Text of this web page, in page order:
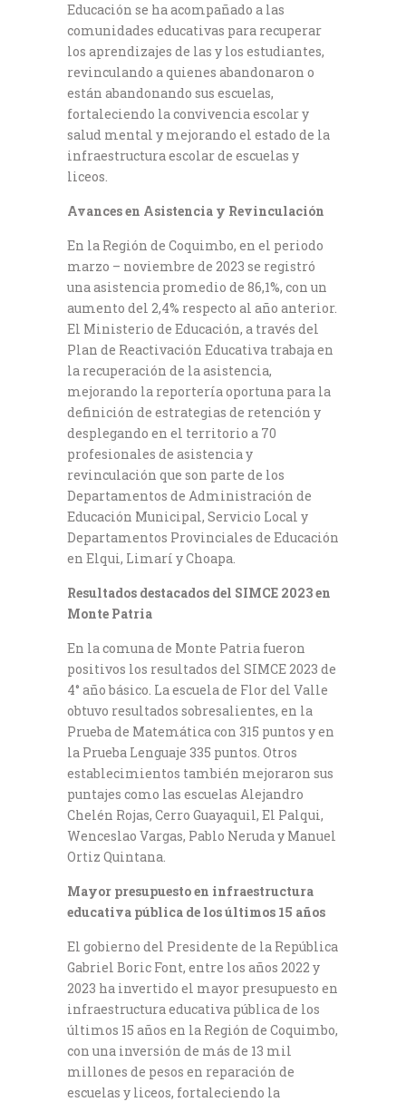
Educación se ha acompañado a las
comunidades educativas para recuperar
los aprendizajes de las y los estudiantes,
revinculando a quienes abandonaron o
están abandonando sus escuelas,
fortaleciendo la convivencia escolar y
salud mental y mejorando el estado de la
infraestructura escolar de escuelas y
liceos.
Avances en Asistencia y Revinculación
En la Región de Coquimbo, en el periodo
marzo – noviembre de 2023 se registró
una asistencia promedio de 86,1%, con un
aumento del 2,4% respecto al año anterior.
El Ministerio de Educación, a través del
Plan de Reactivación Educativa trabaja en
la recuperación de la asistencia,
mejorando la reportería oportuna para la
definición de estrategias de retención y
desplegando en el territorio a 70
profesionales de asistencia y
revinculación que son parte de los
Departamentos de Administración de
Educación Municipal, Servicio Local y
Departamentos Provinciales de Educación
en Elqui, Limarí y Choapa.
Resultados destacados del SIMCE 2023 en
Monte Patria
En la comuna de Monte Patria fueron
positivos los resultados del SIMCE 2023 de
4° año básico. La escuela de Flor del Valle
obtuvo resultados sobresalientes, en la
Prueba de Matemática con 315 puntos y en
la Prueba Lenguaje 335 puntos. Otros
establecimientos también mejoraron sus
puntajes como las escuelas Alejandro
Chelén Rojas, Cerro Guayaquil, El Palqui,
Wenceslao Vargas, Pablo Neruda y Manuel
Ortiz Quintana.
Mayor presupuesto en infraestructura
educativa pública de los últimos 15 años
El gobierno del Presidente de la República
Gabriel Boric Font, entre los años 2022 y
2023 ha invertido el mayor presupuesto en
infraestructura educativa pública de los
últimos 15 años en la Región de Coquimbo,
con una inversión de más de 13 mil
millones de pesos en reparación de
escuelas y liceos, fortaleciendo la